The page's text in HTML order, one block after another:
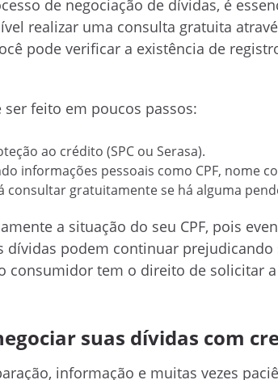
de negociação de dívidas, é
realizar uma consulta gratuita
pode verificar a existência de
feito em poucos passos:
ao crédito (SPC ou Serasa).
informações pessoais como CPF, nome
consultar gratuitamente se há alguma
a situação do seu CPF, pois
dívidas podem continuar
consumidor tem o direito de solicitar
suas dívidas com
informação e muitas vezes